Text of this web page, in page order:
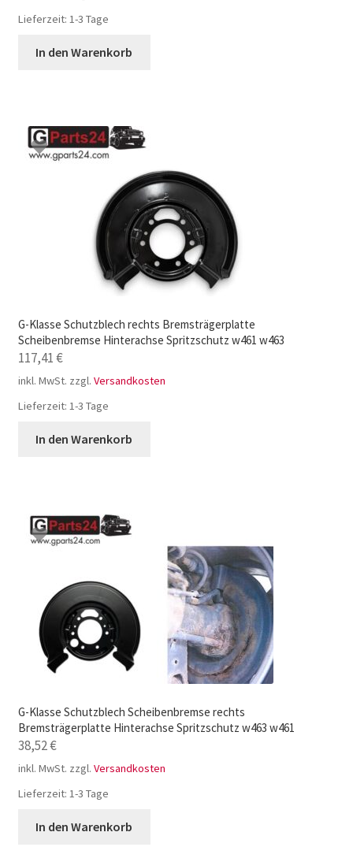
Lieferzeit: 1-3 Tage
In den Warenkorb
G-Klasse Schutzblech rechts Bremsträgerplatte
Scheibenbremse Hinterachse Spritzschutz w461 w463
117,41€
inkl. MwSt. zzgl. Versandkosten
Lieferzeit: 1-3 Tage
In den Warenkorb
G-Klasse Schutzblech Scheibenbremse rechts
Bremsträgerplatte Hinterachse Spritzschutz w463 w461
38,52€
inkl. MwSt. zzgl. Versandkosten
Lieferzeit: 1-3 Tage
In den Warenkorb